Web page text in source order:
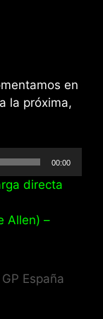
en
la próxima,
00:00
directa
Allen) –
España